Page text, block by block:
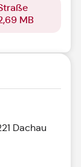
MB
Dachau